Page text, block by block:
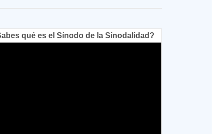
qué es el Sínodo de la Sinodalidad?